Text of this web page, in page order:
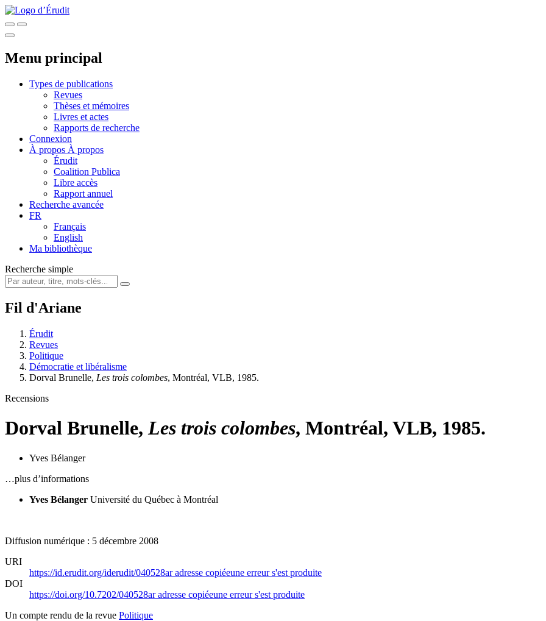
Menu principal
Types de publications
Revues
Thèses et mémoires
Livres et actes
Rapports de recherche
Connexion
À propos À propos
Érudit
Coalition Publica
Libre accès
Rapport annuel
Recherche avancée
FR
Français
English
Ma bibliothèque
Recherche simple
Fil d'Ariane
Érudit
Revues
Politique
Démocratie et libéralisme
Dorval Brunelle, Les trois colombes, Montréal, VLB, 1985.
Recensions
Dorval Brunelle, Les trois colombes, Montréal, VLB, 1985.
Yves Bélanger
…plus d’informations
Yves Bélanger Université du Québec à Montréal
Diffusion numérique : 5 décembre 2008
URI
https://id.erudit.org/iderudit/040528aradresse copiéeune erreur s'est produite
DOI
https://doi.org/10.7202/040528aradresse copiéeune erreur s'est produite
Un compte rendu de la revue Politique